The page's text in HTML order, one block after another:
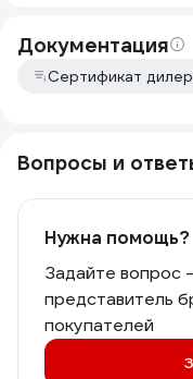
Документация
Сертификат
Вопросы и
Нужна помощь?
Задайте вопрос
представитель
покупателей